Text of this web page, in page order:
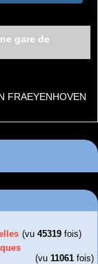
gare de
FRAEYENHOVEN
(vu 45319 fois)
(vu 11061 fois)